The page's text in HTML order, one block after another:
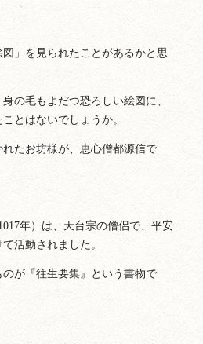
」を見られたことがあるかと思
の毛もよだつ恐ろしい絵図に、
とはないでしょうか。
たお坊様が、恵心僧都源信で
年）は、天台宗の僧侶で、平安
活動されました。
が『往生要集』という書物で